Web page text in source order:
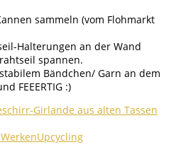
sammeln (vom Flohmarkt
Halterungen an der Wand
spannen.
Bändchen/ Garn an dem
FEEERTIG :)
Girlande aus alten Tassen
Upcycling